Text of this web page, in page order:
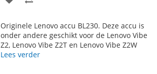
AAN
VERLANGLIJST
TE
VERGELIJKEN
Originele Lenovo accu BL230. Deze accu is
onder andere geschikt voor de Lenovo Vibe
Z2, Lenovo Vibe Z2T en Lenovo Vibe Z2W
Lees verder